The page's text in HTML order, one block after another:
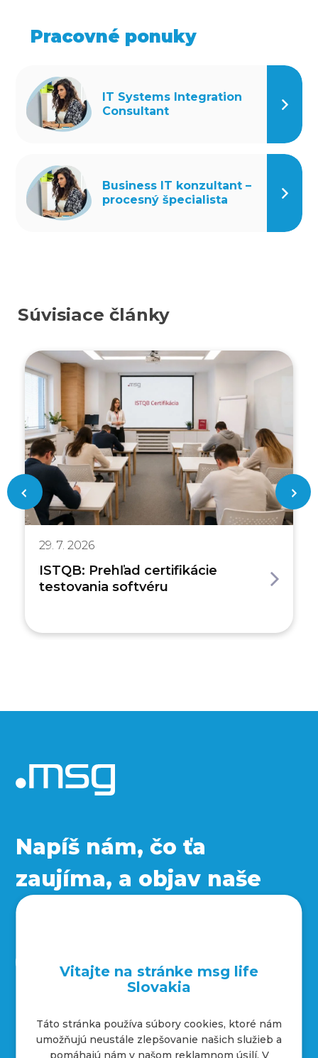
Pracovné ponuky
IT Systems Integration
Consultant
Business IT konzultant –
procesný špecialista
Súvisiace články
29. 7. 2026
ISTQB: Prehľad certifikácie
testovania softvéru
Kontakty
+421 232 221 454
Napíš nám, čo ťa
zaujíma, a objav naše
sociálne siete
Vitajte na stránke msg life
Slovakia
Táto stránka používa súbory cookies, ktoré nám
umožňujú neustále zlepšovanie našich služieb a
pomáhajú nám v našom reklamnom úsilí. V